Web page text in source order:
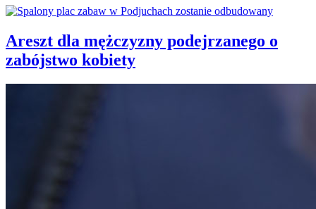
Areszt dla mężczyzny podejrzanego o
zabójstwo kobiety